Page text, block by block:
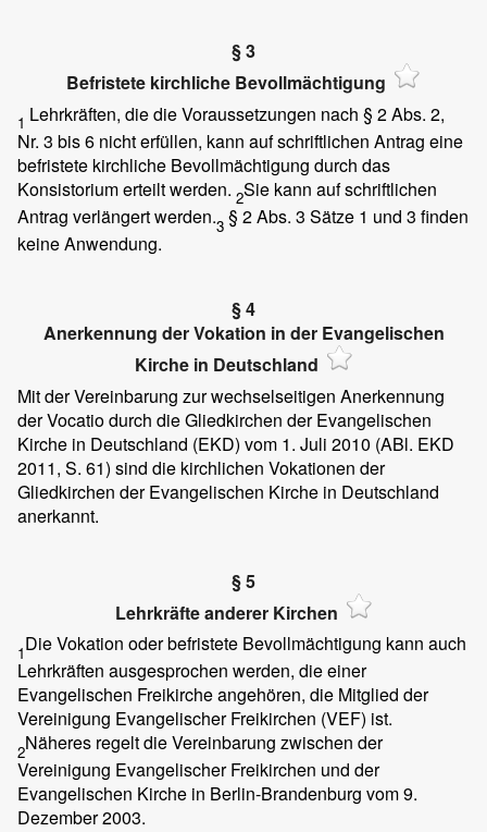
§ 3
Befristete kirchliche Bevollmächtigung
1 Lehrkräften, die die Voraussetzungen nach § 2 Abs. 2,
Nr. 3 bis 6 nicht erfüllen, kann auf schriftlichen Antrag eine
befristete kirchliche Bevollmächtigung durch das
Konsistorium erteilt werden. 2Sie kann auf schriftlichen
Antrag verlängert werden.3 § 2 Abs. 3 Sätze 1 und 3 finden
keine Anwendung.
§ 4
Anerkennung der Vokation in der Evangelischen
Kirche in Deutschland
Mit der Vereinbarung zur wechselseitigen Anerkennung
der Vocatio durch die Gliedkirchen der Evangelischen
Kirche in Deutschland (EKD) vom 1. Juli 2010 (ABl. EKD
2011, S. 61) sind die kirchlichen Vokationen der
Gliedkirchen der Evangelischen Kirche in Deutschland
anerkannt.
§ 5
Lehrkräfte anderer Kirchen
1Die Vokation oder befristete Bevollmächtigung kann auch
Lehrkräften ausgesprochen werden, die einer
Evangelischen Freikirche angehören, die Mitglied der
Vereinigung Evangelischer Freikirchen (VEF) ist.
2Näheres regelt die Vereinbarung zwischen der
Vereinigung Evangelischer Freikirchen und der
Evangelischen Kirche in Berlin-Brandenburg vom 9.
Dezember 2003.